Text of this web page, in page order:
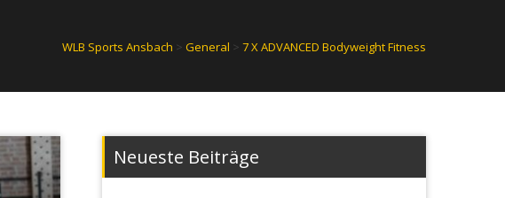
WLB Sports Ansbach > General > 7 X ADVANCED Bodyweight Fitness
Neueste Beiträge